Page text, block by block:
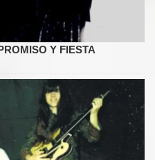
Y FIESTA